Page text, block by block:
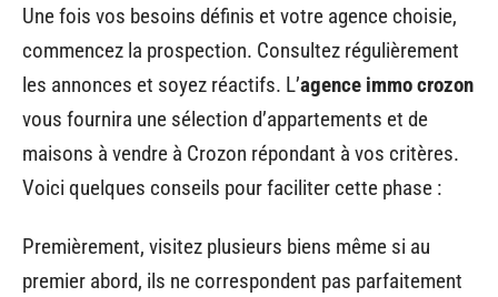
Une fois vos besoins définis et votre agence choisie,
commencez la prospection. Consultez régulièrement
les annonces et soyez réactifs. L’agence immo crozon
vous fournira une sélection d’appartements et de
maisons à vendre à Crozon répondant à vos critères.
Voici quelques conseils pour faciliter cette phase :
Premièrement, visitez plusieurs biens même si au
premier abord, ils ne correspondent pas parfaitement